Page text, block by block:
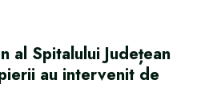
al Spitalului Județean
au intervenit de